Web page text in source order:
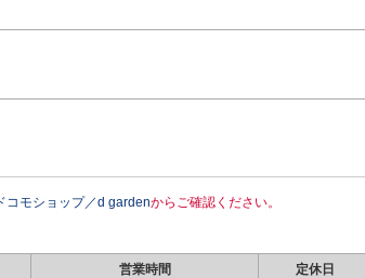
コモショップ／d gardenからご確認ください。
営業時間 定休日